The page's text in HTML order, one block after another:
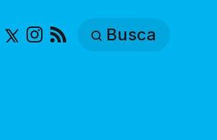
Facebook
X Instagram Busca